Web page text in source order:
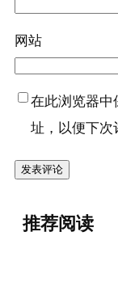
网站
在此浏览器中
址，以便下次
推荐阅读